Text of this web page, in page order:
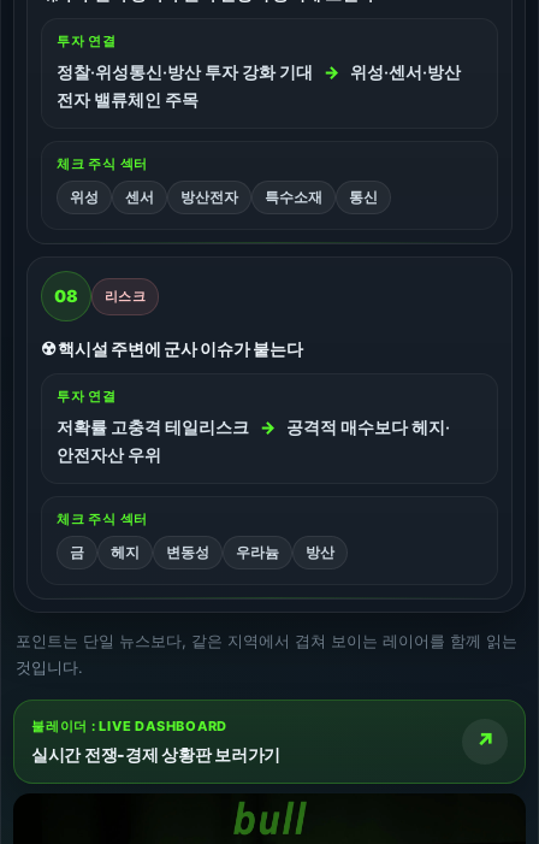
투자 연결
정찰·위성통신·방산 투자 강화 기대 →
위성·센서·방산
전자 밸류체인 주목
체크 주식 섹터
위성 센서 방산전자 특수소재 통신
08 리스크
☢️ 핵시설 주변에 군사 이슈가 붙는다
투자 연결
저확률 고충격 테일리스크 →
공격적 매수보다 헤지·
안전자산 우위
체크 주식 섹터
금 헤지 변동성 우라늄 방산
포인트는 단일 뉴스보다, 같은 지역에서 겹쳐 보이는 레이어를 함께 읽는
것입니다.
불레이더 : LIVE DASHBOARD
실시간 전쟁-경제 상황판 보러가기
↗